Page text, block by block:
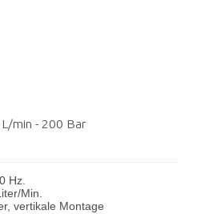
min - 200 Bar
Hz.
Min.
vertikale Montage